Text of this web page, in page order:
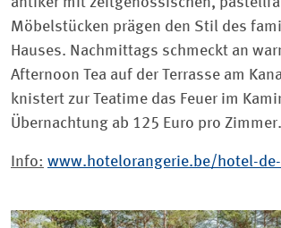
Möbelstücken prägen den Stil des
Hauses. Nachmittags schmeckt an
Afternoon Tea auf der Terrasse am
knistert zur Teatime das Feuer im
Übernachtung ab 125 Euro pro Zimmer.
Info: www.hotelorangerie.be/hotel-